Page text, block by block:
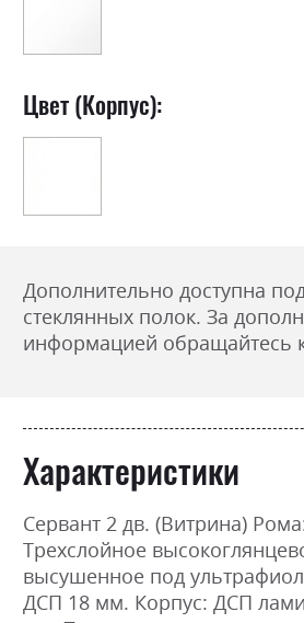
Цвет (Корпус):
Дополнительно доступна
стеклянных полок. За
информацией обращайтесь
Характеристики
Сервант 2 дв. (Витрина)
Трехслойное
высушенное под
ДСП 18 мм. Корпус: ДСП